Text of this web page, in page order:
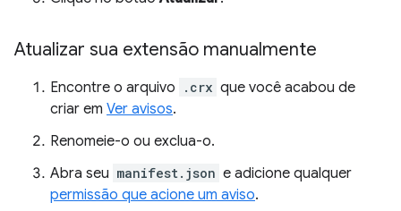
Atualizar sua extensão manualmente
Encontre o arquivo .crx que você acabou de
criar em Ver avisos.
Renomeie-o ou exclua-o.
Abra seu manifest.json e adicione qualquer
permissão que acione um aviso.